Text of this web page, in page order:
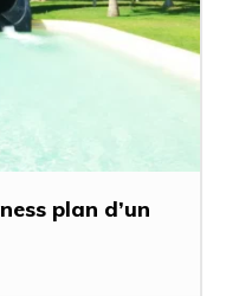
plan d’un